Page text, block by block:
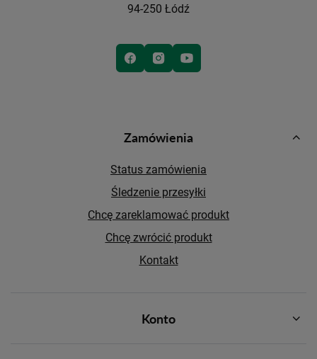
Zamówienia
Status zamówienia
Śledzenie przesyłki
Chcę zareklamować produkt
Chcę zwrócić produkt
Kontakt
Konto
94-250 Łódź